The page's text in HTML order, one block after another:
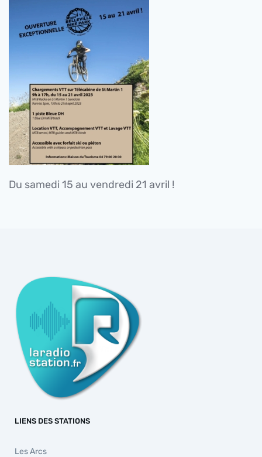
Du samedi 15 au vendredi 21 avril !
LIENS DES STATIONS
Les Arcs